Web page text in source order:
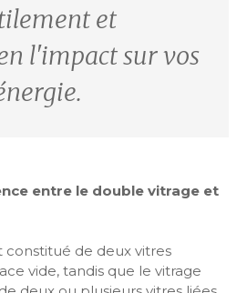
et
l'impact sur vos
entre le double vitrage et
constitué de deux vitres
vide, tandis que le vitrage